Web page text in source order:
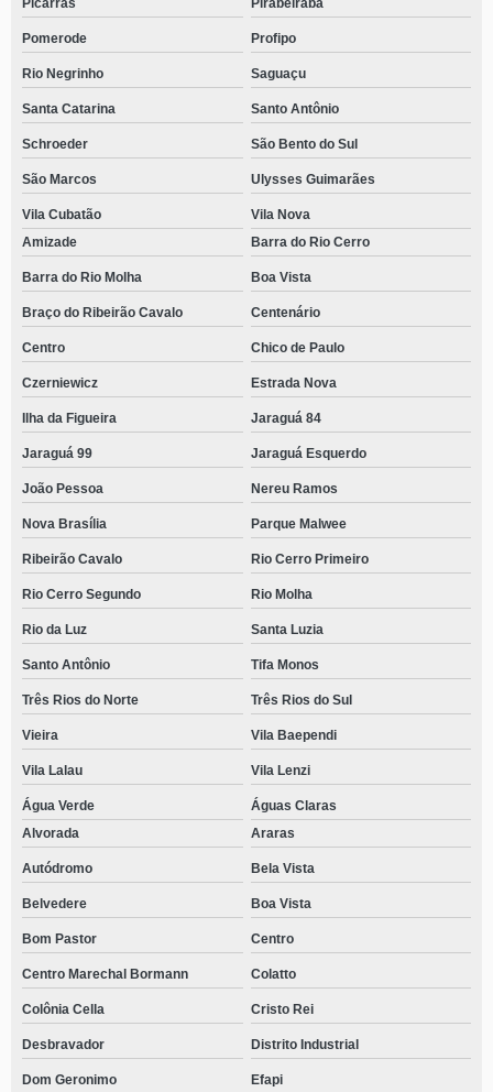
Picarras Pirabeiraba
Pomerode Profipo
Rio Negrinho Saguaçu
Santa Catarina Santo Antônio
Schroeder São Bento do Sul
São Marcos Ulysses Guimarães
Vila Cubatão
Vila Nova
Amizade
Barra do Rio Cerro
Barra do Rio Molha Boa Vista
Braço do Ribeirão Cavalo Centenário
Centro Chico de Paulo
Czerniewicz Estrada Nova
Ilha da Figueira Jaraguá 84
Jaraguá 99 Jaraguá Esquerdo
João Pessoa Nereu Ramos
Nova Brasília Parque Malwee
Ribeirão Cavalo Rio Cerro Primeiro
Rio Cerro Segundo Rio Molha
Rio da Luz Santa Luzia
Santo Antônio Tifa Monos
Três Rios do Norte Três Rios do Sul
Vieira Vila Baependi
Vila Lalau Vila Lenzi
Água Verde
Águas Claras
Alvorada
Araras
Autódromo Bela Vista
Belvedere Boa Vista
Bom Pastor Centro
Centro Marechal Bormann Colatto
Colônia Cella Cristo Rei
Desbravador Distrito Industrial
Dom Geronimo Efapi